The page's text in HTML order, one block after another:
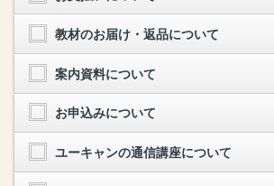
教材のお届け・返品について
案内資料について
お申込みについて
ユーキャンの通信講座について